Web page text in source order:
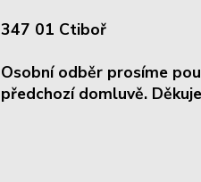
347 01 Ctiboř
Osobní odběr prosíme
předchozí domluvě.